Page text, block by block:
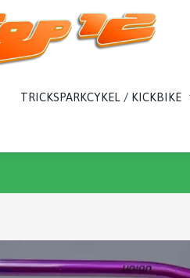
TRICKSPARKCYKEL / KICKBIKE